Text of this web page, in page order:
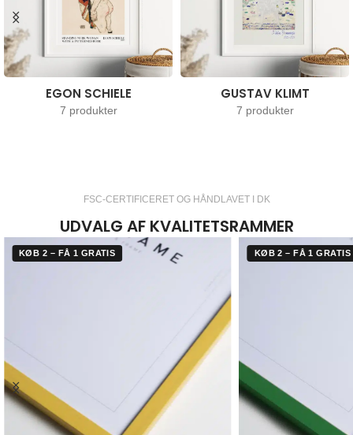
EGON SCHIELE
7 produkter
GUSTAV KLIMT
7 produkter
FSC-CERTIFICERET OG HÅNDLAVET I DK
UDVALG AF KVALITETSRAMMER
KØB 2 – FÅ 1 GRATIS KØB 2 – FÅ 1 GRATIS